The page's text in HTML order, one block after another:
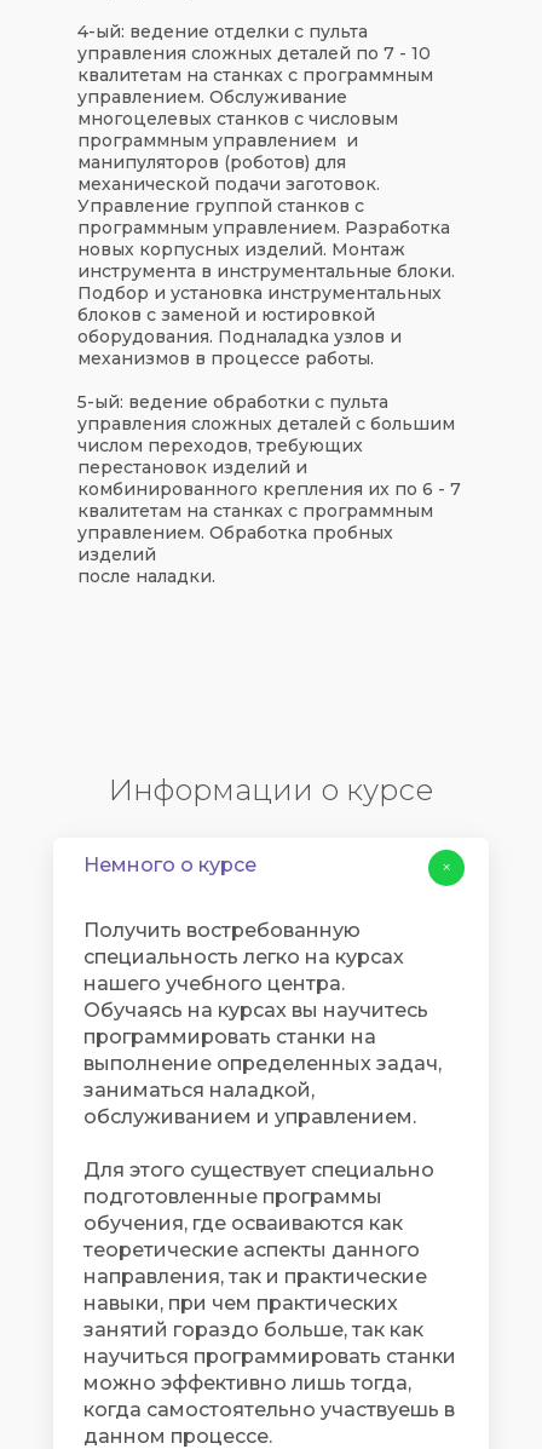
4-ый: ведение отделки с пульта
управления сложных деталей по 7 - 10
квалитетам на станках с программным
управлением. Обслуживание
многоцелевых станков с числовым
программным управлением и
манипуляторов (роботов) для
механической подачи заготовок.
Управление группой станков с
программным управлением. Разработка
новых корпусных изделий. Монтаж
инструмента в инструментальные блоки.
Подбор и установка инструментальных
блоков с заменой и юстировкой
оборудования. Подналадка узлов и
механизмов в процессе работы.
5-ый: ведение обработки с пульта
управления сложных деталей с большим
числом переходов, требующих
перестановок изделий и
комбинированного крепления их по 6 - 7
квалитетам на станках с программным
управлением. Обработка пробных
изделий
после наладки.
Информации о курсе
Немного о курсе
Получить востребованную
специальность легко на курсах
нашего учебного центра.
Обучаясь на курсах вы научитесь
программировать станки на
выполнение определенных задач,
заниматься наладкой,
обслуживанием и управлением.
Для этого существует специально
подготовленные программы
обучения, где осваиваются как
теоретические аспекты данного
направления, так и практические
навыки, при чем практических
занятий гораздо больше, так как
научиться программировать станки
можно эффективно лишь тогда,
когда самостоятельно участвуешь в
данном процессе.
+